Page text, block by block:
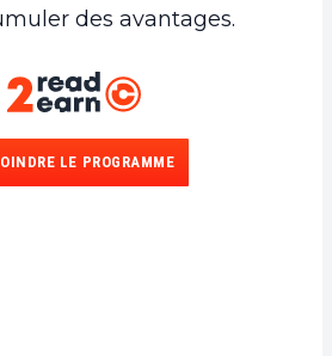
des avantages.
LE PROGRAMME